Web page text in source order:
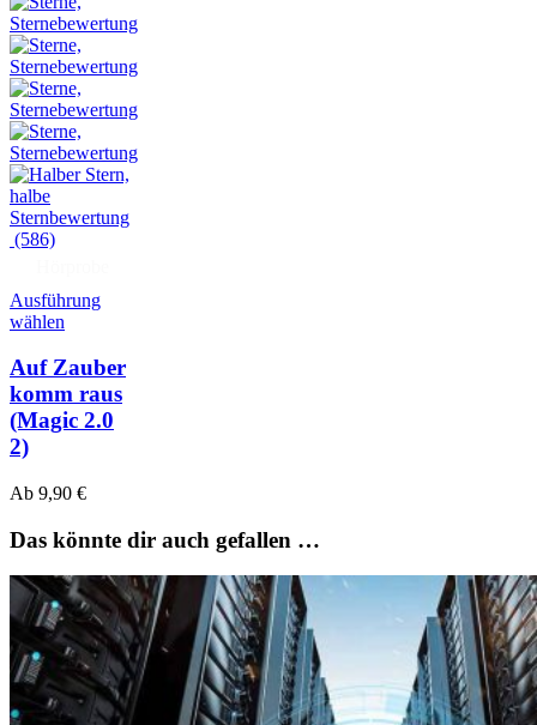
(586)
Ausführung
wählen
Auf Zauber
komm raus
(Magic 2.0
2)
Ab 9,90 €
Das könnte dir auch gefallen …